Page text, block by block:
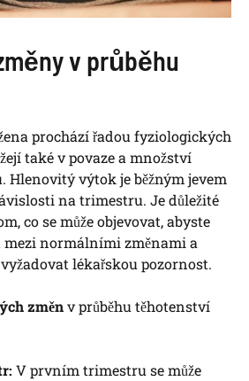
v průběhu
prochází řadou fyziologických
také v povaze a množství
výtok je běžným jevem
na trimestru. Je důležité
co se může objevovat, abyste
normálními změnami a
lékařskou pozornost.
změnv průběhu těhotenství
V prvním trimestru se může